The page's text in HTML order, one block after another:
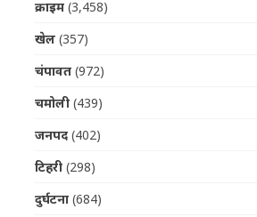
क्राइम(3,458)
खेल(357)
चंपावत(972)
चमोली(439)
जनपद(402)
टिहरी(298)
दुर्घटना(684)